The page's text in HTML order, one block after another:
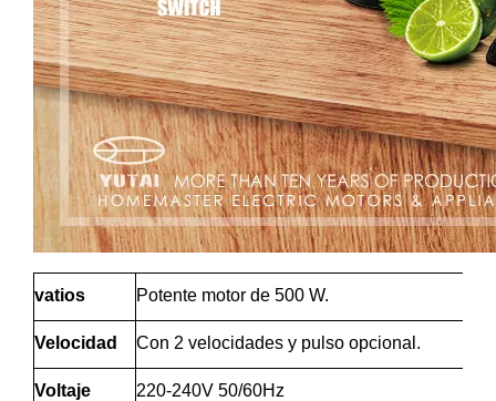
vatios Potente motor de 500 W.
Velocidad Con 2 velocidades y pulso opcional.
Voltaje 220-240V 50/60Hz